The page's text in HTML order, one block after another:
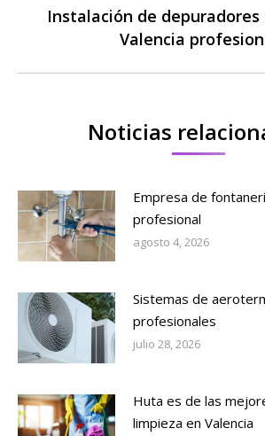
Publicación
siguiente:
Instalación de depuradores
Valencia
Noticias
Empresa de
profesional
agosto 4, 2026
Sistemas de
profesionales
julio 28, 2026
Huta es de las
limpieza en Valencia